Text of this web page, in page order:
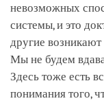
невозможных
системы, и это
другие
Мы не будем
Здесь тоже есть
понимания того,